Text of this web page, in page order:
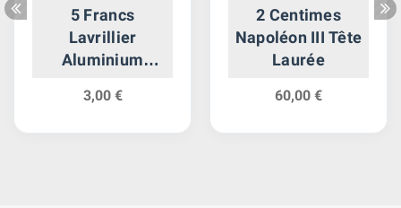
5 Francs
Lavrillier
Aluminium
Provisoire
3,00 €
2 Centimes
Napoléon III Tête
Laurée
60,00 €